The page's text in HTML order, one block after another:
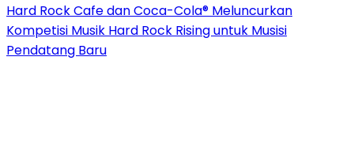
Hard Rock Cafe dan Coca-Cola® Meluncurkan
Kompetisi Musik Hard Rock Rising untuk Musisi
Pendatang Baru